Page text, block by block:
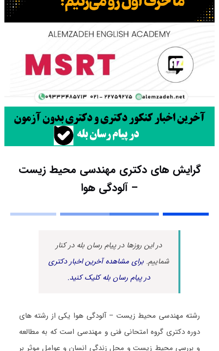
گرایش های دکتری مهندسی محیط زیست
– آلودگی هوا
در این روزها در پیام رسان بله در کنار
شماییم.برای مشاهده آخرین اخبار دکتری
در پیام رسان بله کلیک کنید.
رشته مهندسی محیط زیست – آلودگی هوا یکی از رشته های
دوره دکتری گروه امتحانی فنی و مهندسی است که به مطالعه
و بررسی محیط زیست و محل زندگی انسان و عوامل موثر بر